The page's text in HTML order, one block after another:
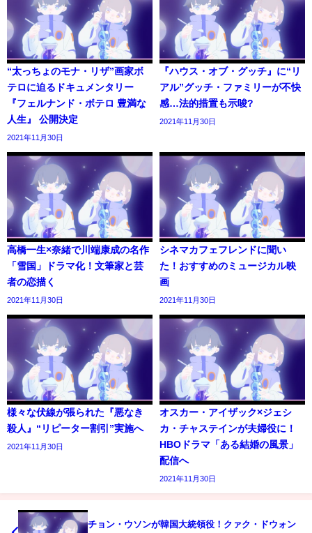
“太っちょのモナ・リザ”画家ボ
テロに迫るドキュメンタリー
『フェルナンド・ボテロ 豊満な
人生』 公開決定
2021年11月30日
『ハウス・オブ・グッチ』に“リ
アル”グッチ・ファミリーが不快
感…法的措置も示唆?
2021年11月30日
高橋一生×奈緒で川端康成の名作
「雪国」ドラマ化！文筆家と芸
者の恋描く
2021年11月30日
シネマカフェフレンドに聞い
た！おすすめのミュージカル映
画
2021年11月30日
様々な伏線が張られた『悪なき
殺人』“リピーター割引”実施へ
2021年11月30日
オスカー・アイザック×ジェシ
カ・チャステインが夫婦役に！
HBOドラマ「ある結婚の風景」
配信へ
2021年11月30日
チョン・ウソンが韓国大統領役！クァク・ドウォン